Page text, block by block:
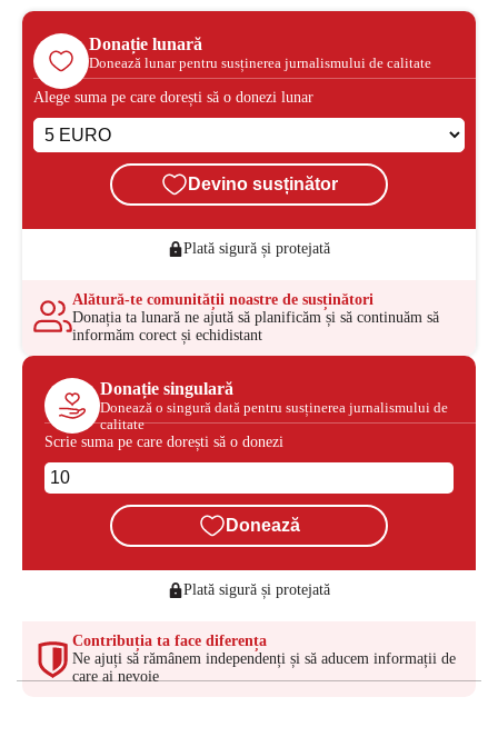
Donație lunară
Donează lunar pentru susținerea jurnalismului de calitate
Alege suma pe care dorești să o donezi lunar
Devino susținător
Plată sigură și protejată
Alătură-te comunității noastre de susținători
Donația ta lunară ne ajută să planificăm și să continuăm să
informăm corect și echidistant
Donație singulară
Donează o singură dată pentru susținerea jurnalismului de
calitate
Scrie suma pe care dorești să o donezi
Donează
Plată sigură și protejată
Contribuția ta face diferența
Ne ajuți să rămânem independenți și să aducem informații de
care ai nevoie